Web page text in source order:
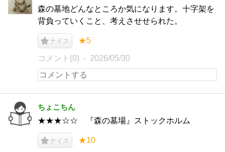
森の墓地どんなところか気になります。十字架を
背負っていくこと、考えさせせられた。
ナイス ★5
コメント(0) 2026/05/30
ちょこちん
★★★☆☆ 『森の墓場』ストックホルム
ナイス ★10